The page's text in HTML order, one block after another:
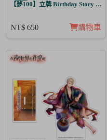
【夢100】立牌 Birthday Story 尤
NT$ 650 購物車